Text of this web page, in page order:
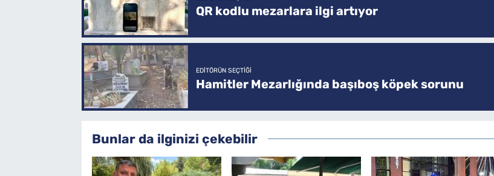
QR kodlu mezarlara ilgi artıyor
EDITÖRÜN SEÇTIĞI
Hamitler Mezarlığında başıboş köpek sorunu
Bunlar da ilginizi çekebilir